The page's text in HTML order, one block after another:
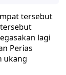
tersebut
lagi
Perias
ukang